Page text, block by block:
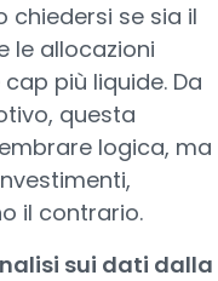
se sia il
le allocazioni
più liquide. Da
questa
logica, ma
il contrario.
sui dati dalla